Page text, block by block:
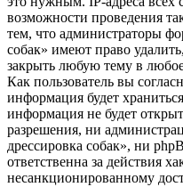
возможности проведения
тем, что администраторы
собак» имеют право
закрыть любую тему в
Как пользователь вы
информация будет
информация не будет
разрешения, ни
дрессировка собак», ни
ответственна за действия
несанкционированному